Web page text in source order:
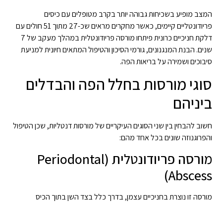
המצב מופיע בשכיחות גבוהה יותר בקרב מטופלים עם כיסים
פריודונטליים קיימים, כאשר מחקרים מראים שכ-27 מתוך 51 חולים עם
דלקת חניכיים כרונית פיתחו מורסה פריודונטלית במהלך מעקב של 7
שנים. הבנת המנגנונים, גורמי הסיכון והטיפול המתאים חיונית למניעת
סיבוכים ושמירה על בריאות הפה.
סוגי מורסות בחלל הפה והבדלים
ביניהם
חשוב להבחין בין שני הסוגים העיקריים של מורסות דנטליות, שכן הטיפול
והפרוגנוזה שונים בכל אחד מהם:
מורסה פריודונטלית (Periodontal
Abscess)
מורסה זו נוצרת בחניכיים עצמן, בדרך כלל בצד השן בתוך הכיס